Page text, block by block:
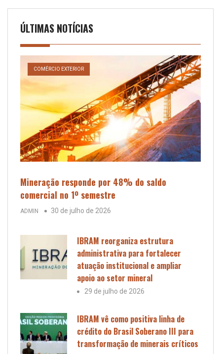
ÚLTIMAS NOTÍCIAS
COMÉRCIO EXTERIOR
Mineração responde por 48% do saldo
comercial no 1º semestre
ADMIN 30 de julho de 2026
IBRAM reorganiza estrutura
administrativa para fortalecer
atuação institucional e ampliar
apoio ao setor mineral
29 de julho de 2026
IBRAM vê como positiva linha de
crédito do Brasil Soberano III para
transformação de minerais críticos